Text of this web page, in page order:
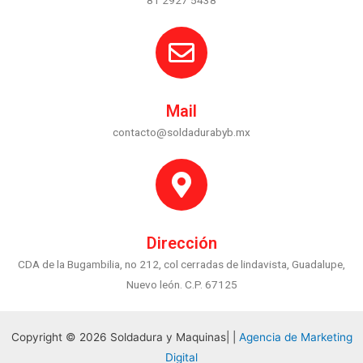
Mail
contacto@soldadurabyb.mx
Dirección
CDA de la Bugambilia, no 212, col cerradas de lindavista, Guadalupe,
Nuevo león. C.P. 67125
Copyright © 2026 Soldadura y Maquinas| | Agencia de Marketing
Digital